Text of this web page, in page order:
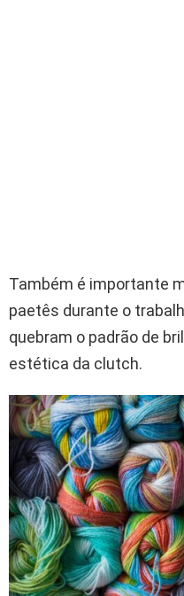
Também é importante
paetês durante o
quebram o padrão de
estética da clutch.